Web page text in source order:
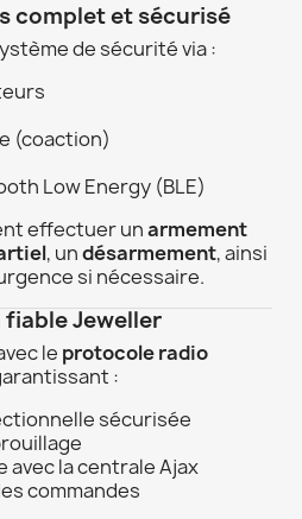
complet et sécurisé
de sécurité via :
(coaction)
Low Energy (BLE)
effectuer unarmement
, undésarmement, ainsi
si nécessaire.
Jeweller
le protocole radio
:
sécurisée
la centrale Ajax
commandes